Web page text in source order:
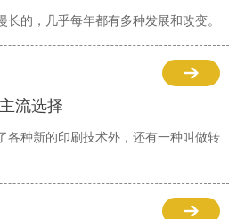
长的，几乎每年都有多种发展和改变。
流选择
各种新的印刷技术外，还有一种叫做转